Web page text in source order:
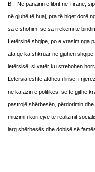
B – Në panairin e librit në Tiranë,
në gjuhë të huaj, pra të hiqet dorë
sa e shohim, se sa rrekemi të
Letërsinë shqipe, po e vrasim nga
ata që ka shkruar në gjuhën
letërsisë, si vatër ku strehohen
Letërsia është atdheu i lirisë, i
në kafazin e politikës, së të gjithë
pastrojë shërbesën, përdorimin
mitizimi i korifejve të realizmit
larg shërbesës dhe dobisë së